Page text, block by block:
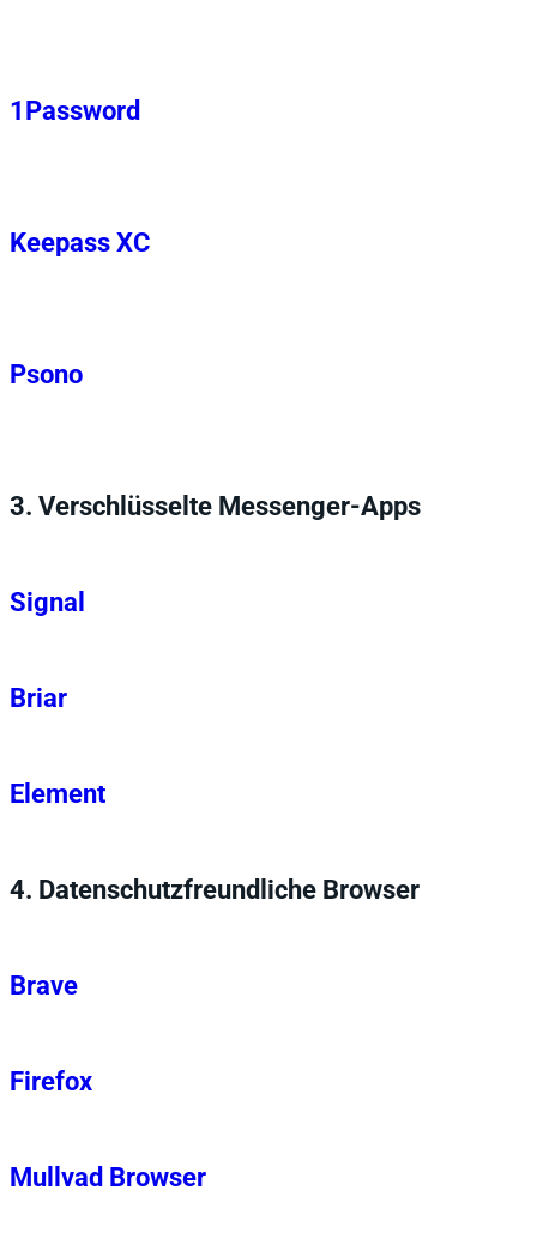
1Password
Keepass XC
Psono
3. Verschlüsselte Messenger-Apps
Signal
Briar
Element
4. Datenschutzfreundliche Browser
Brave
Firefox
Mullvad Browser